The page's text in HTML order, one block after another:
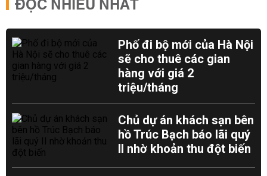
ĐỌC NHIỀU NHẤT
Phố đi bộ mới của Hà Nội
sẽ cho thuê các gian
hàng với giá 2
triệu/tháng
Chủ dự án khách sạn bên
hồ Trúc Bạch báo lãi quý
II nhờ khoản thu đột biến